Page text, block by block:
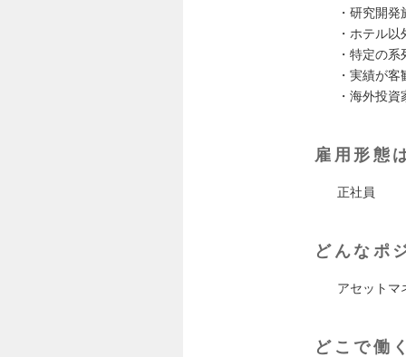
・研究開
・ホテル
・特定の
・実績が
・海外投
雇用形態
正社員
どんなポ
アセットマ
どこで働